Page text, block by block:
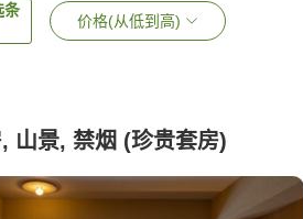
条
价格(从低到高)
山景, 禁烟 (珍贵套房)